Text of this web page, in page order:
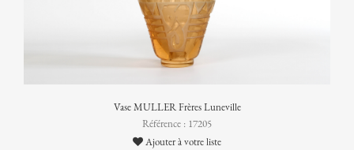
Vase MULLER Frères Luneville
Référence : 17205
Ajouter à votre liste